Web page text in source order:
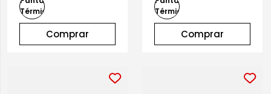
Comprar Comprar